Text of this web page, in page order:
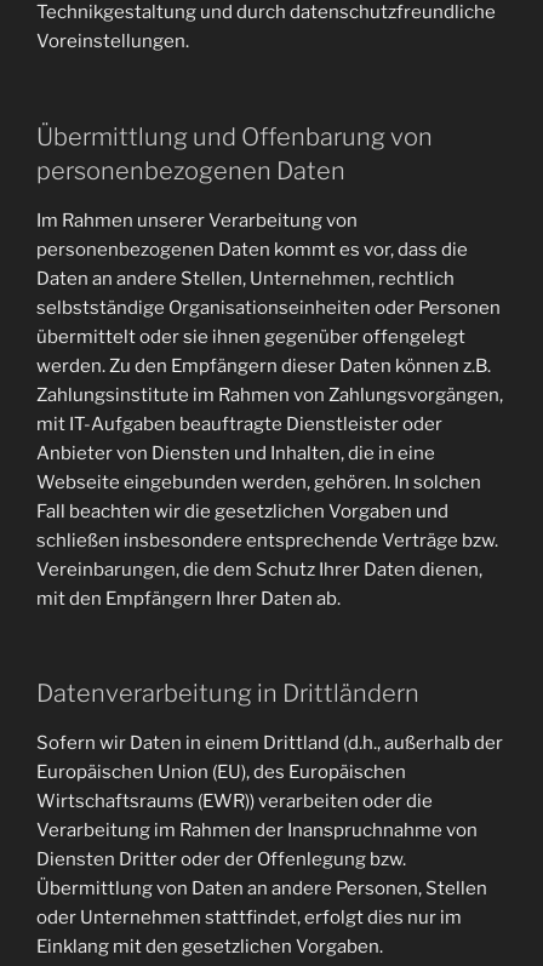
Technikgestaltung und durch datenschutzfreundliche
Voreinstellungen.
Übermittlung und Offenbarung von
personenbezogenen Daten
Im Rahmen unserer Verarbeitung von
personenbezogenen Daten kommt es vor, dass die
Daten an andere Stellen, Unternehmen, rechtlich
selbstständige Organisationseinheiten oder Personen
übermittelt oder sie ihnen gegenüber offengelegt
werden. Zu den Empfängern dieser Daten können z.B.
Zahlungsinstitute im Rahmen von Zahlungsvorgängen,
mit IT-Aufgaben beauftragte Dienstleister oder
Anbieter von Diensten und Inhalten, die in eine
Webseite eingebunden werden, gehören. In solchen
Fall beachten wir die gesetzlichen Vorgaben und
schließen insbesondere entsprechende Verträge bzw.
Vereinbarungen, die dem Schutz Ihrer Daten dienen,
mit den Empfängern Ihrer Daten ab.
Datenverarbeitung in Drittländern
Sofern wir Daten in einem Drittland (d.h., außerhalb der
Europäischen Union (EU), des Europäischen
Wirtschaftsraums (EWR)) verarbeiten oder die
Verarbeitung im Rahmen der Inanspruchnahme von
Diensten Dritter oder der Offenlegung bzw.
Übermittlung von Daten an andere Personen, Stellen
oder Unternehmen stattfindet, erfolgt dies nur im
Einklang mit den gesetzlichen Vorgaben.